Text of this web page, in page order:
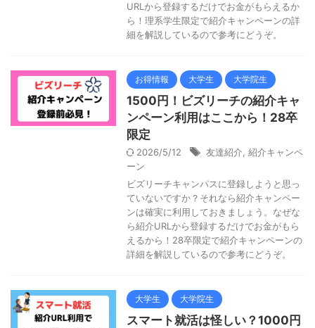
URLから登録するだけでお金がもらえるか
ら！理系学生限定で紹介キャンペーンの詳
細を解説しているので参考にどうぞ。
お得情報 大学生 大学院生
1500円！ビズリーチの紹介キャ
ンペーン利用はここから！28卒
限定
2026/5/12 友達紹介 紹介キャンペ
ーン
ビズリーチキャンパスに登録しようと思っ
ていないですか？それなら紹介キャンペー
ンは確実に利用しておきましょう。なぜな
ら紹介URLから登録するだけでお金がもら
えるから！28卒限定で紹介キャンペーンの
詳細を解説しているので参考にどうぞ。
大学生 大学院生
スマート就活は怪しい？1000円